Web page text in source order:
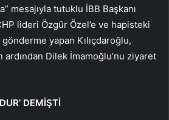
mesajıyla tutuklu İBB Başkanı
lideri Özgür Özel’e ve hapisteki
yapan Kılıçdaroğlu,
ardından Dilek İmamoğlu’nu ziyaret
DEMİŞTİ